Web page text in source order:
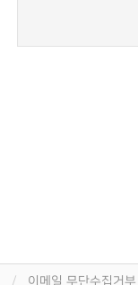
이메일 무단수집거부